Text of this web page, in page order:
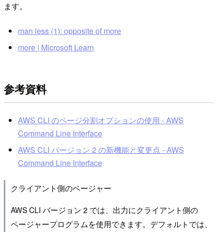
ます。
man less (1): opposite of more
more | Microsoft Learn
参考資料
AWS CLI のページ分割オプションの使用 - AWS
Command Line Interface
AWS CLI バージョン 2 の新機能と変更点 - AWS
Command Line Interface
クライアント側のページャー
AWS CLI バージョン 2 では、出力にクライアント側の
ページャープログラムを使用できます。デフォルトでは、